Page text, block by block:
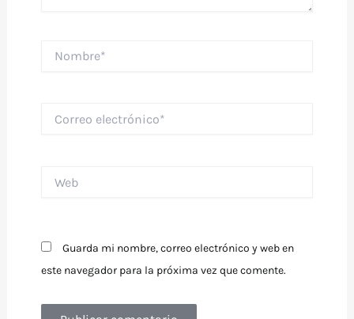
electrónico*
Guarda mi nombre, correo electrónico y web en
este navegador para la próxima vez que comente.